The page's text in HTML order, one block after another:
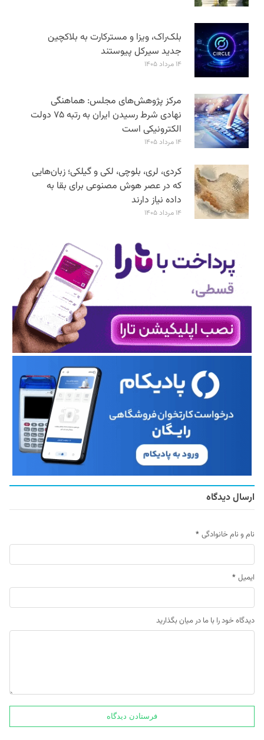
بلک‌راک، ویزا و مسترکارت به بلاکچین
جدید سیرکل پیوستند
۱۴ مرداد ۱۴۰۵
مرکز پژوهش‌های مجلس: هماهنگی
نهادی شرط رسیدن ایران به رتبه ۷۵ دولت
الکترونیکی است
۱۴ مرداد ۱۴۰۵
کردی، لری، بلوچی، لکی و گیلکی؛ زبان‌هایی
که در عصر هوش مصنوعی برای بقا به
داده نیاز دارند
۱۴ مرداد ۱۴۰۵
ارسال دیدگاه
نام و نام خانوادگی *
ایمیل *
دیدگاه خود را با ما در میان بگذارید